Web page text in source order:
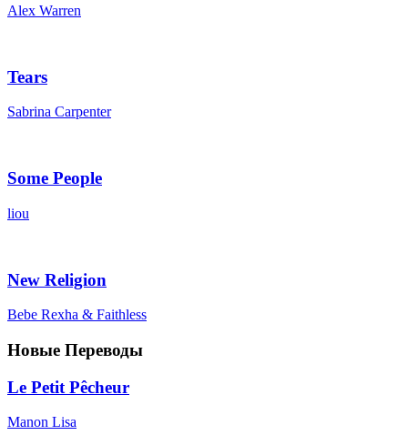
Alex Warren
Tears
Sabrina Carpenter
Some People
liou
New Religion
Bebe Rexha & Faithless
Новые Переводы
Le Petit Pêcheur
Manon Lisa